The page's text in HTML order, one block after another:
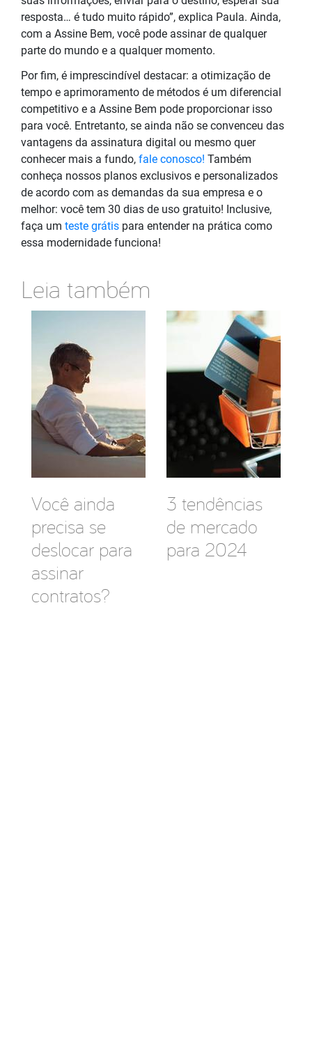
resposta… é tudo muito rápido”, explica Paula. Ainda,
com a Assine Bem, você pode assinar de qualquer
parte do mundo e a qualquer momento.
Por fim, é imprescindível destacar: a otimização de
tempo e aprimoramento de métodos é um diferencial
competitivo e a Assine Bem pode proporcionar isso
para você. Entretanto, se ainda não se convenceu das
vantagens da assinatura digital ou mesmo quer
conhecer mais a fundo, fale conosco! Também
conheça nossos planos exclusivos e personalizados
de acordo com as demandas da sua empresa e o
melhor: você tem 30 dias de uso gratuito! Inclusive,
faça um teste grátis para entender na prática como
essa modernidade funciona!
Leia também
Você ainda
precisa se
deslocar para
assinar
contratos?
3 tendências
de mercado
para 2024